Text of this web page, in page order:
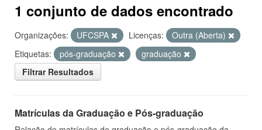
1 conjunto de dados encontrado
Organizações: UFCSPA Licenças:
Outra (Aberta)
Etiquetas:
pós-graduação
graduação
Filtrar Resultados
Matrículas da Graduação e Pós-graduação